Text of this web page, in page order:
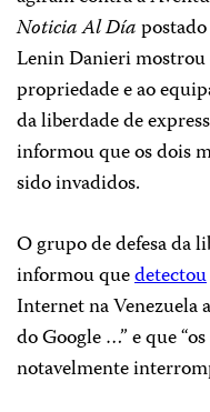
Noticia Al Día
Lenin Danieri mostrou
propriedade e ao
da liberdade de
informou que os dois
sido invadidos.
O grupo de defesa da
informou quedetectou
Internet na Venezuela
do Google …” e que
notavelmente